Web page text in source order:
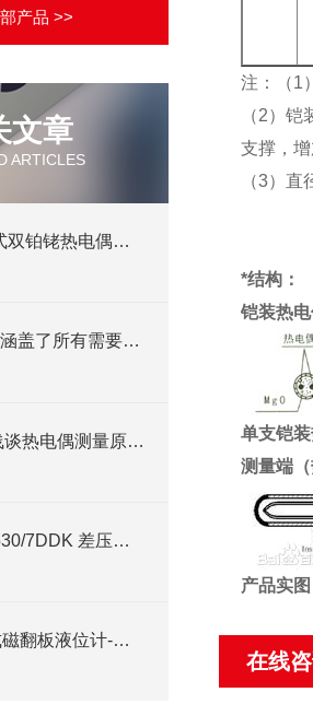
产品 >>
文章
ARTICLES
WRR-430防水式双铂铑热电偶在工业生产过程中的运用
铠装热电阻几乎涵盖了所有需要温度测量的工业领域
热电偶制造商:浅谈热电偶测量原理及优点
D530/7DD、D530/7DDK 差压控制器技术参数介绍
UHZ系列顶装式磁翻板液位计-上海自动化五厂
注：（1
（2）
支撑，
（3）
*结构：
铠装热
单支铠
测量端
产品实
在线